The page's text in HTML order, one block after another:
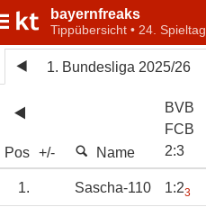
bayernfreaks
Tippübersicht • 24. Spieltag
1. Bundesliga 2025/26
Pos +/- Name
BVB
FCB
2:3
1. Sascha-110 1:23